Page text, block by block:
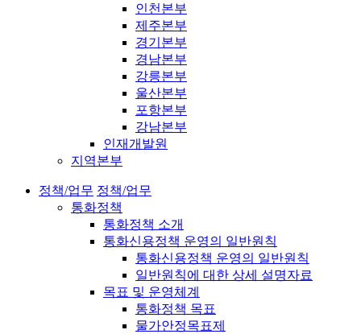
인천본부
제주본부
경기본부
경남본부
강릉본부
울산본부
포항본부
강남본부
인재개발원
지역본부
정책/업무 정책/업무
통화정책
통화정책 소개
통화신용정책 운영의 일반원칙
통화신용정책 운영의 일반원칙
일반원칙에 대한 상세 설명자료
목표 및 운영체계
통화정책 목표
물가안정목표제